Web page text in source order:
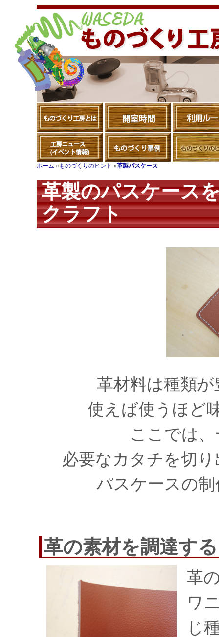
ホーム » ものづくりのヒント »革製パスケース
革製のパスケー
クラフト
革材料は種類
使えば使うほど
ここでは
必要なカタチを切
パスケースの
革の素材を調達する
革
ワ
じ